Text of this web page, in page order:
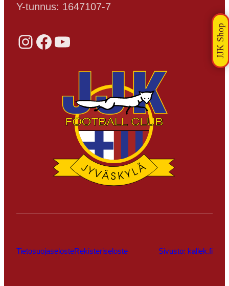
Y-tunnus: 1647107-7
Instagram Facebook YouTube
TietosuojaselosteRekisteriseloste Sivusto: kallek.fi